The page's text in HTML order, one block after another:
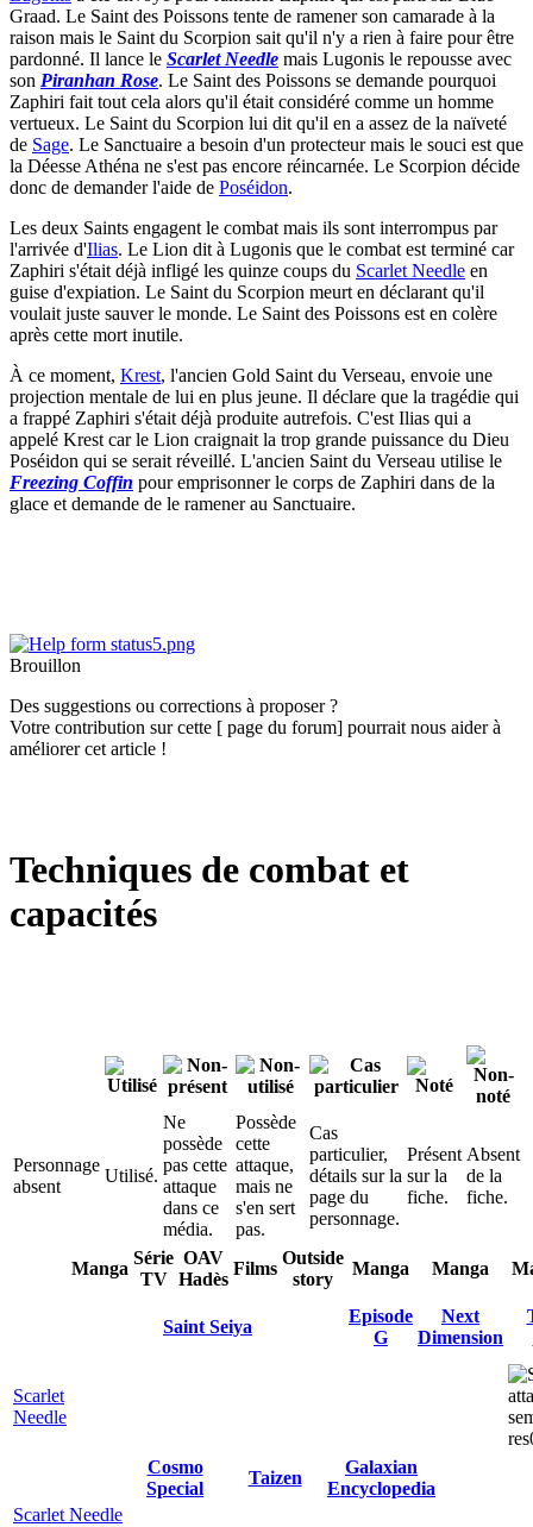
Graad. Le Saint des Poissons tente de ramener son camarade à la
raison mais le Saint du Scorpion sait qu'il n'y a rien à faire pour être
pardonné. Il lance le Scarlet Needle mais Lugonis le repousse avec
son Piranhan Rose. Le Saint des Poissons se demande pourquoi
Zaphiri fait tout cela alors qu'il était considéré comme un homme
vertueux. Le Saint du Scorpion lui dit qu'il en a assez de la naïveté
de Sage. Le Sanctuaire a besoin d'un protecteur mais le souci est que
la Déesse Athéna ne s'est pas encore réincarnée. Le Scorpion décide
donc de demander l'aide de Poséidon.
Les deux Saints engagent le combat mais ils sont interrompus par
l'arrivée d'Ilias. Le Lion dit à Lugonis que le combat est terminé car
Zaphiri s'était déjà infligé les quinze coups du Scarlet Needle en
guise d'expiation. Le Saint du Scorpion meurt en déclarant qu'il
voulait juste sauver le monde. Le Saint des Poissons est en colère
après cette mort inutile.
À ce moment, Krest, l'ancien Gold Saint du Verseau, envoie une
projection mentale de lui en plus jeune. Il déclare que la tragédie qui
a frappé Zaphiri s'était déjà produite autrefois. C'est Ilias qui a
appelé Krest car le Lion craignait la trop grande puissance du Dieu
Poséidon qui se serait réveillé. L'ancien Saint du Verseau utilise le
Freezing Coffin pour emprisonner le corps de Zaphiri dans de la
glace et demande de le ramener au Sanctuaire.
Brouillon
Des suggestions ou corrections à proposer ?
Votre contribution sur cette [ page du forum] pourrait nous aider à
améliorer cet article !
Techniques de combat et
capacités
Personnage
absent
Utilisé.
Ne
possède
pas cette
attaque
dans ce
média.
Possède
cette
attaque,
mais ne
s'en sert
pas.
Cas
particulier,
détails sur la
page du
personnage.
Présent
sur la
fiche.
Absent
de la
fiche.
Manga
Série
TV
OAV
Hadès
Films
Outside
story
Manga Manga
Saint Seiya
Episode
G
Next
Dimension
Scarlet
Needle
Cosmo
Special
Taizen
Galaxian
Encyclopedia
Scarlet Needle